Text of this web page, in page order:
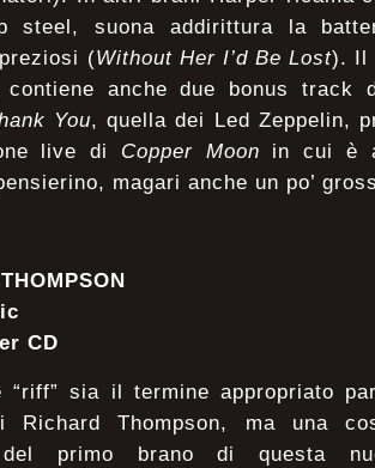
steel, suona addirittura la
(Without Her I’d Be Lost). Il
contiene anche due bonus track
You, quella dei Led Zeppelin,
live di Copper Moon in cui è
magari anche un po’
CD
“riff” sia il termine appropriato
Richard Thompson, ma una
del primo brano di questa